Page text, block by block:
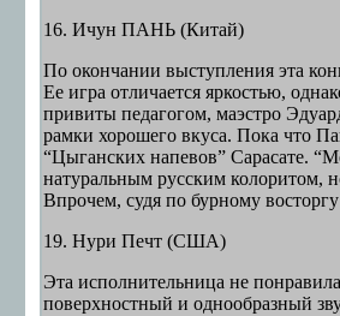
16. Ичун ПАНЬ (Китай)
По окончании выступления эта
Ее игра отличается яркостью,
привиты педагогом, маэстро
рамки хорошего вкуса. Пока что
“Цыганских напевов” Сарасате.
натуральным русским колоритом,
Впрочем, судя по бурному
19. Нури Печт (США)
Эта исполнительница не
поверхностный и однообразный